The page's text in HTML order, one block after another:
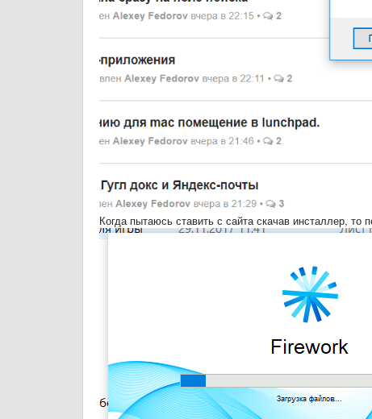
Когда пытаюсь ставить с сайта скачав инсталлер, то